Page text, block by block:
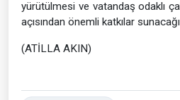
yürütülmesi ve vatandaş odaklı
açısından önemli katkılar
(ATİLLA AKIN)